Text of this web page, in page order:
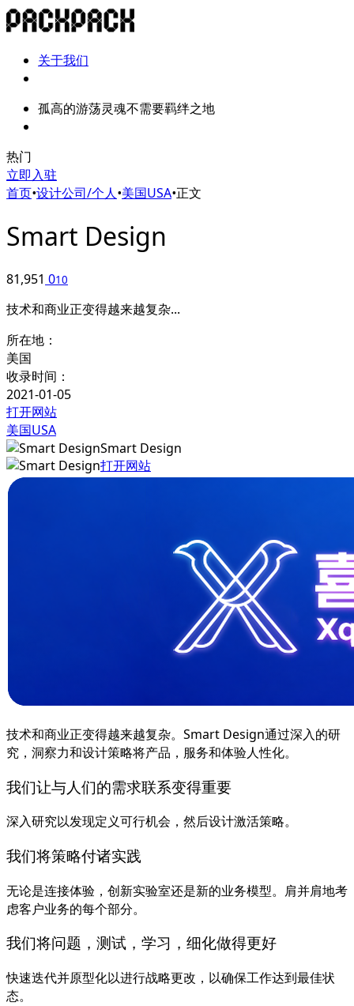
关于我们
孤高的游荡灵魂不需要羁绊之地
热门
立即入驻
首页•设计公司/个人•美国USA•正文
Smart Design
81,951 010
技术和商业正变得越来越复杂...
所在地：
美国
收录时间：
2021-01-05
打开网站
美国USA
Smart Design
打开网站
技术和商业正变得越来越复杂。Smart Design通过深入的研
究，洞察力和设计策略将产品，服务和体验人性化。
我们让与人们的需求联系变得重要
深入研究以发现定义可行机会， 然后设计激活策略。
我们将策略付诸实践
无论是连接体验，创新实验室还是新的业务模型。 肩并肩地考
虑客户业务的每个部分。
我们将问题，测试，学习，细化做得更好
快速迭代并原型化以进行战略更改，以确保工作达到最佳状
态。